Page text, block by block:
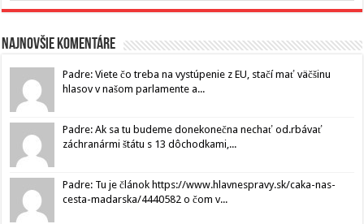
Najnovšie komentáre
Padre: Viete čo treba na vystúpenie z EU, stačí mať väčšinu
hlasov v našom parlamente a...
Padre: Ak sa tu budeme donekonečna nechať od.rbávať
záchranármi štátu s 13 dôchodkami,...
Padre: Tu je článok https://www.hlavnespravy.sk/caka-nas-
cesta-madarska/4440582 o čom v...